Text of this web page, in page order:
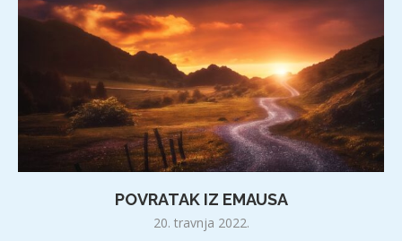
POVRATAK IZ EMAUSA
20. travnja 2022.